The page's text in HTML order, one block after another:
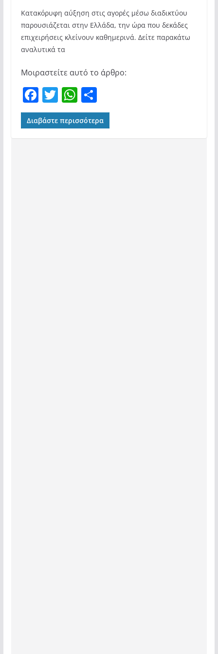
Κατακόρυφη αύξηση στις αγορές μέσω διαδικτύου
παρουσιάζεται στην Ελλάδα, την ώρα που δεκάδες
επιχειρήσεις κλείνουν καθημερινά. Δείτε παρακάτω
αναλυτικά τα
Μοιραστείτε αυτό το άρθρο:
F
a
c
e
T
w
itt
er
W
h
at
s
Μ
οι
ρ
α
Διαβάστε περισσότερα